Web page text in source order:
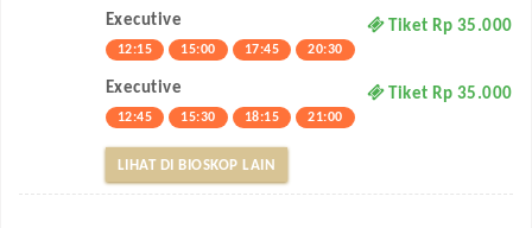
Executive Tiket Rp 35.000
12:15 15:00 17:45 20:30
Executive Tiket Rp 35.000
12:45 15:30 18:15 21:00
LIHAT DI BIOSKOP LAIN